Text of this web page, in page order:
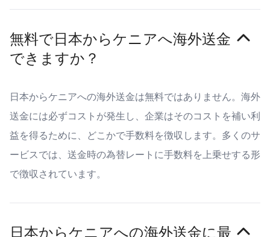
無料で日本からケニアへ海外送金
できますか？
日本からケニアへの海外送金は無料ではありません。海外
送金には必ずコストが発生し、企業はそのコストを補い利
益を得るために、どこかで手数料を徴収します。多くのサ
ービスでは、送金時の為替レートに手数料を上乗せする形
で徴収されています。
日本からケニアへの海外送金に最